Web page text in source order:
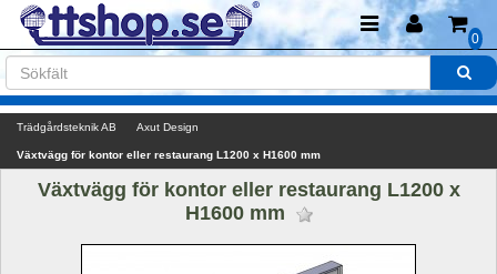
0
Trädgårdsteknik AB Axut Design
Växtvägg för kontor eller restaurang L1200 x H1600 mm
Växtvägg för kontor eller restaurang L1200 x
H1600 mm